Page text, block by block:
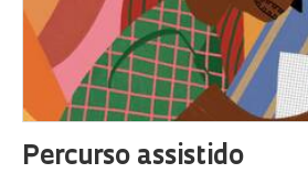
Percurso assistido